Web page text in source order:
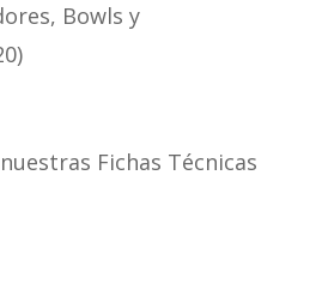
Bowls y
Fichas Técnicas